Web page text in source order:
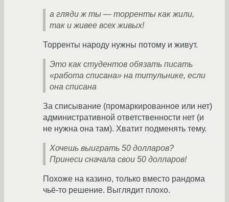
а гляди ж ты — торренты как жили,
так и живее всех живых!
Торренты народу нужны потому и живут.
Это как студентов обязать писать
«работа списана» на титульнике, если
она списана
За списывание (промаркированное или нет)
административной ответственности нет (и
не нужна она там). Хватит подменять тему.
Хочешь выиграть 50 долларов?
Принеси сначала свои 50 долларов!
Похоже на казино, только вместо рандома
чьё-то решение. Выглядит плохо.